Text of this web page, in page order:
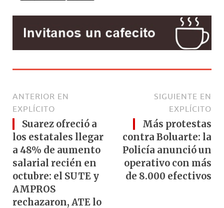
ANTERIOR EN
EXPLÍCITO
Suarez ofreció a
los estatales llegar
a 48% de aumento
salarial recién en
octubre: el SUTE y
AMPROS
rechazaron, ATE lo
SIGUIENTE EN
EXPLÍCITO
Más protestas
contra Boluarte: la
Policía anunció un
operativo con más
de 8.000 efectivos